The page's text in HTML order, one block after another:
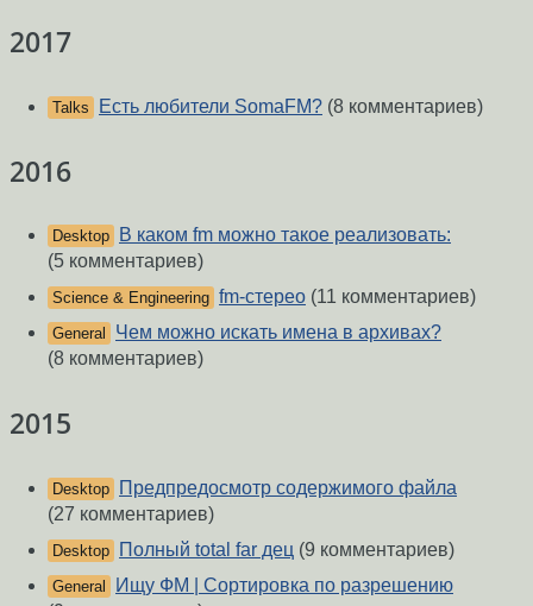
2017
Talks Есть любители SomaFM? (8 комментариев)
2016
Desktop
В каком fm можно такое реализовать:
(5 комментариев)
Science & Engineering fm-стерео (11 комментариев)
General
Чем можно искать имена в архивах?
(8 комментариев)
2015
Desktop
Предпредосмотр содержимого файла
(27 комментариев)
Desktop Полный total far дец (9 комментариев)
General
Ищу ФМ | Сортировка по разрешению